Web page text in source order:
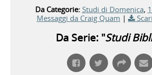
Da Categorie: Studi di Domenica,
Messaggi da Craig Quam |
Da Serie: "Studi